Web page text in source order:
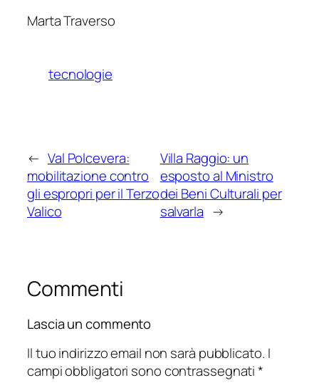
Marta Traverso
tecnologie
← Val Polcevera:
mobilitazione contro
gli espropri per il Terzo
Valico
Villa Raggio: un
esposto al Ministro
dei Beni Culturali per
salvarla →
Commenti
Lascia un commento
Il tuo indirizzo email non sarà pubblicato. I
campi obbligatori sono contrassegnati*